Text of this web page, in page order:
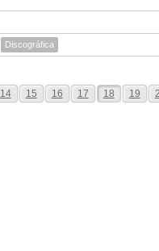
Discográfica
14 15 16 17 18 19